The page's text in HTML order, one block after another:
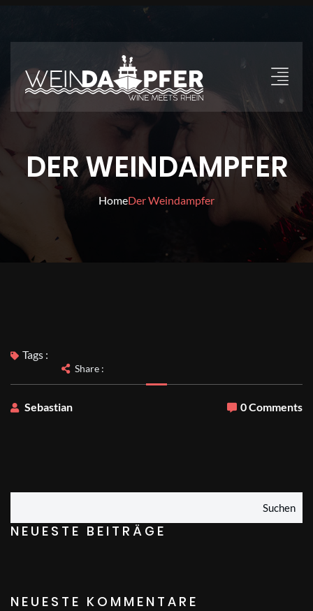
DER WEINDAMPFER
HomeDer Weindampfer
Tags :
Share :
Sebastian 0 Comments
Suchen
NEUESTE BEITRÄGE
NEUESTE KOMMENTARE